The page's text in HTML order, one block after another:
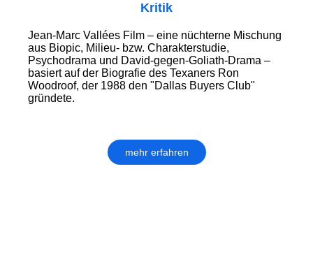
Kritik
Jean-Marc Vallées Film – eine nüchterne Mischung
aus Biopic, Milieu- bzw. Charakterstudie,
Psychodrama und David-gegen-Goliath-Drama –
basiert auf der Biografie des Texaners Ron
Woodroof, der 1988 den "Dallas Buyers Club"
gründete.
mehr erfahren